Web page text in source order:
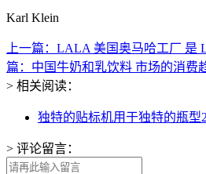
Karl Klein
上一篇：LALA 美国奥马哈工厂 是
篇：中国牛奶和乳饮料 市场的消费
> 相关阅读：
独特的贴标机用于独特的瓶型
> 评论留言：